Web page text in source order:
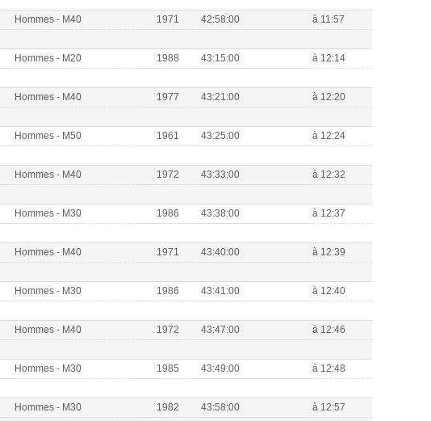
Hommes - M40 1971 42:58:00 à 11:57
Hommes - M20 1988 43:15:00 à 12:14
Hommes - M40 1977 43:21:00 à 12:20
Hommes - M50 1961 43:25:00 à 12:24
Hommes - M40 1972 43:33:00 à 12:32
Hommes - M30 1986 43:38:00 à 12:37
Hommes - M40 1971 43:40:00 à 12:39
Hommes - M30 1986 43:41:00 à 12:40
Hommes - M40 1972 43:47:00 à 12:46
Hommes - M30 1985 43:49:00 à 12:48
Hommes - M30 1982 43:58:00 à 12:57